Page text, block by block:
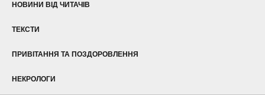
НОВИНИ ВІД ЧИТАЧІВ
ТЕКСТИ
ПРИВІТАННЯ ТА ПОЗДОРОВЛЕННЯ
НЕКРОЛОГИ